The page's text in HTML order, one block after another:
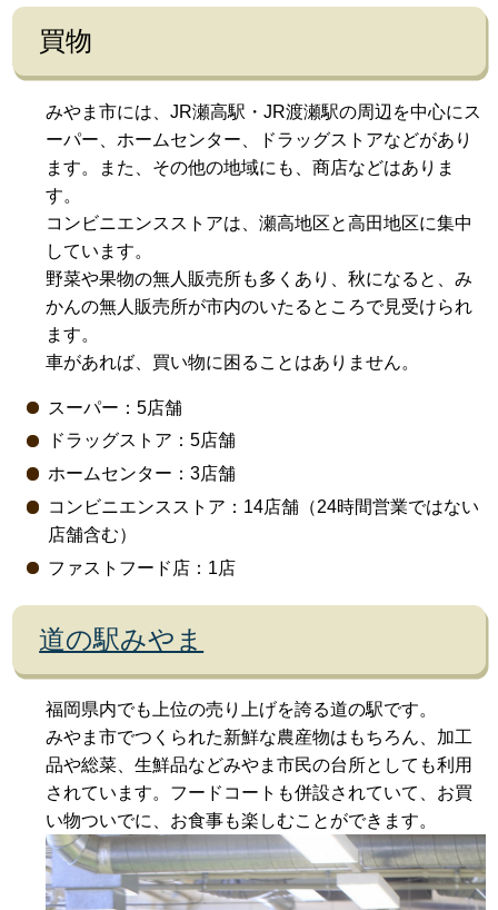
買物
みやま市には、JR瀬高駅・JR渡瀬駅の周辺を中心にス
ーパー、ホームセンター、ドラッグストアなどがあり
ます。また、その他の地域にも、商店などはありま
す。
コンビニエンスストアは、瀬高地区と高田地区に集中
しています。
野菜や果物の無人販売所も多くあり、秋になると、み
かんの無人販売所が市内のいたるところで見受けられ
ます。
車があれば、買い物に困ることはありません。
スーパー：5店舗
ドラッグストア：5店舗
ホームセンター：3店舗
コンビニエンスストア：14店舗（24時間営業ではない
店舗含む）
ファストフード店：1店
道の駅みやま
福岡県内でも上位の売り上げを誇る道の駅です。
みやま市でつくられた新鮮な農産物はもちろん、加工
品や総菜、生鮮品などみやま市民の台所としても利用
されています。フードコートも併設されていて、お買
い物ついでに、お食事も楽しむことができます。